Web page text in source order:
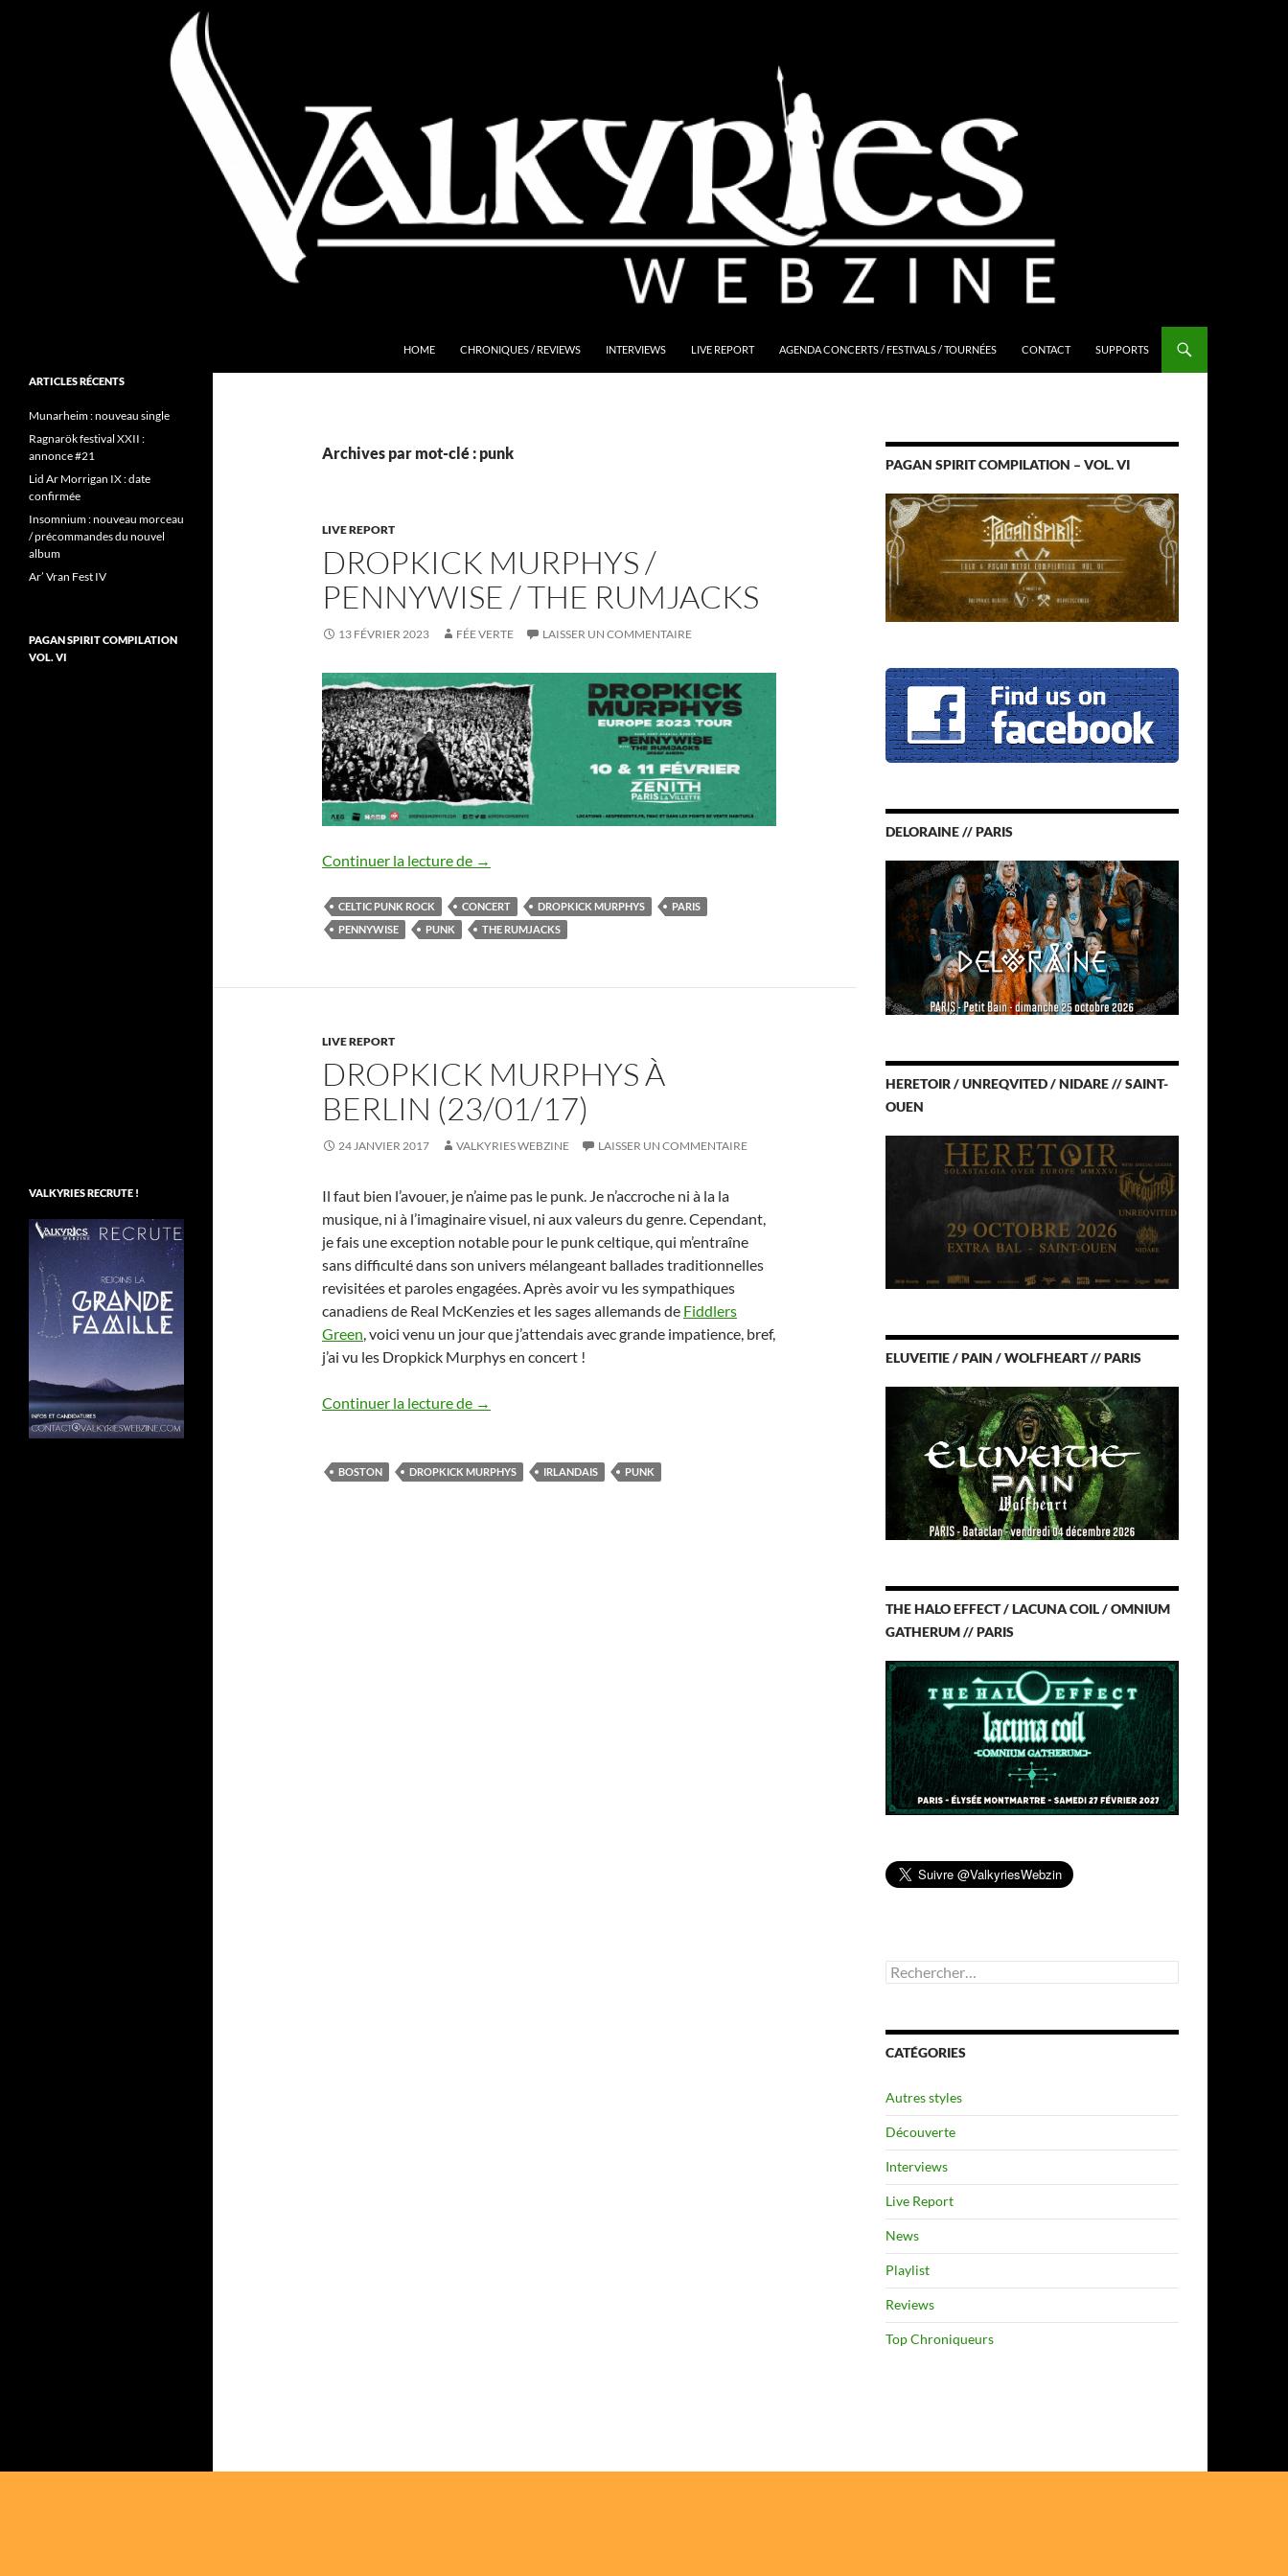
HOME CHRONIQUES / REVIEWS INTERVIEWS LIVE REPORT AGENDA CONCERTS / FESTIVALS / TOURNÉES CONTACT SUPPORTS
Archives par mot-clé : punk
LIVE REPORT
DROPKICK MURPHYS /
PENNYWISE / THE RUMJACKS
13 FÉVRIER 2023 FÉE VERTE LAISSER UN COMMENTAIRE
Continuer la lecture de Dropkick Murphys / Pennywise / The Rumjacks
→
CELTIC PUNK ROCK CONCERT DROPKICK MURPHYS
PARIS
PENNYWISE
PUNK THE RUMJACKS
LIVE REPORT
DROPKICK MURPHYS À
BERLIN (23/01/17)
24 JANVIER 2017 VALKYRIES WEBZINE LAISSER UN COMMENTAIRE
Il faut bien l’avouer, je n’aime pas le punk. Je n’accroche ni à la la
musique, ni à l’imaginaire visuel, ni aux valeurs du genre. Cependant,
je fais une exception notable pour le punk celtique, qui m’entraîne
sans difficulté dans son univers mélangeant ballades traditionnelles
revisitées et paroles engagées. Après avoir vu les sympathiques
canadiens de Real McKenzies et les sages allemands de Fiddlers
Green , voici venu un jour que j’attendais avec grande impatience, bref,
j’ai vu les Dropkick Murphys en concert !
Continuer la lecture de Dropkick Murphys à Berlin (23/01/17)
→
BOSTON DROPKICK MURPHYS IRLANDAIS PUNK
PAGAN SPIRIT COMPILATION – VOL. VI
DELORAINE // PARIS
HERETOIR / UNREQVITED / NIDARE // SAINT-
OUEN
ELUVEITIE / PAIN / WOLFHEART // PARIS
THE HALO EFFECT / LACUNA COIL / OMNIUM
GATHERUM // PARIS
Rechercher :
CATÉGORIES
Autres styles
Découverte
Interviews
Live Report
News
Playlist
Reviews
Top Chroniqueurs
Folk Pagan Webzine
ARTICLES RÉCENTS
Munarheim : nouveau single
Ragnarök festival XXII :
annonce #21
Lid Ar Morrigan IX : date
confirmée
Insomnium : nouveau morceau
/ précommandes du nouvel
album
Ar’ Vran Fest IV
PAGAN SPIRIT COMPILATION
VOL. VI
VALKYRIES RECRUTE !